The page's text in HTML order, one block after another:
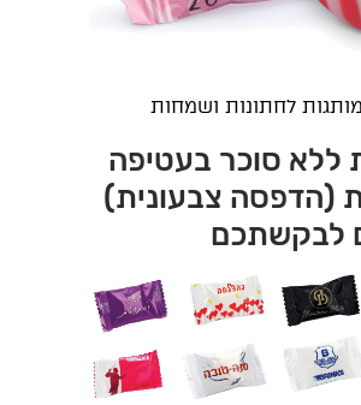
לחתונות ושמחות
ללא סוכר בעטיפה
(הדפסה צבעונית)
לבקשתכם